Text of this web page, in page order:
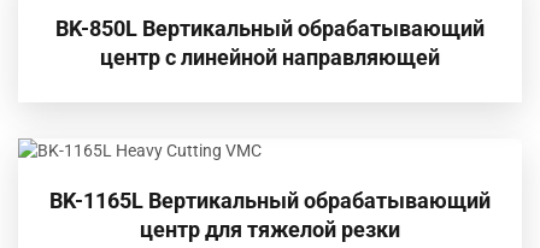
BK-850L Вертикальный обрабатывающий
центр с линейной направляющей
BK-1165L Вертикальный обрабатывающий
центр для тяжелой резки